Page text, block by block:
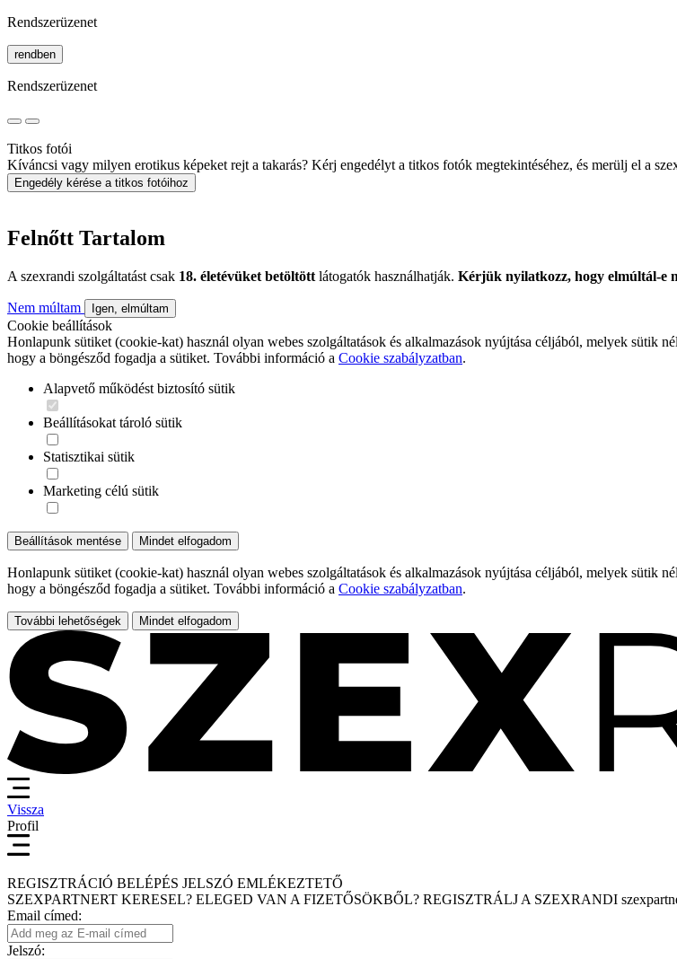
Rendszerüzenet
rendben
Rendszerüzenet
Titkos fotói
Kíváncsi vagy milyen erotikus képeket rejt a takarás? Kérj engedélyt a titkos fotók megtekintéséhez, és merülj el a
Engedély kérése a titkos fotóihoz
Felnőtt Tartalom
A szexrandi szolgáltatást csak 18. életévüket betöltött látogatók használhatják. Kérjük nyilatkozz, hogy elmúltál-e
Nem múltam Igen, elmúltam
Cookie beállítások
Honlapunk sütiket (cookie-kat) használ olyan webes szolgáltatások és alkalmazások nyújtása céljából, melyek sütik
hogy a böngésződ fogadja a sütiket. További információ a Cookie szabályzatban.
Alapvető működést biztosító sütik
Beállításokat tároló sütik
Statisztikai sütik
Marketing célú sütik
Beállítások mentése Mindet elfogadom
Honlapunk sütiket (cookie-kat) használ olyan webes szolgáltatások és alkalmazások nyújtása céljából, melyek sütik
hogy a böngésződ fogadja a sütiket. További információ a Cookie szabályzatban.
További lehetőségek Mindet elfogadom
Vissza
Profil
REGISZTRÁCIÓ BELÉPÉS JELSZÓ EMLÉKEZTETŐ
SZEXPARTNERT KERESEL? ELEGED VAN A FIZETŐSÖKBŐL? REGISZTRÁLJ A SZEXRANDI
Email címed:
Jelszó: